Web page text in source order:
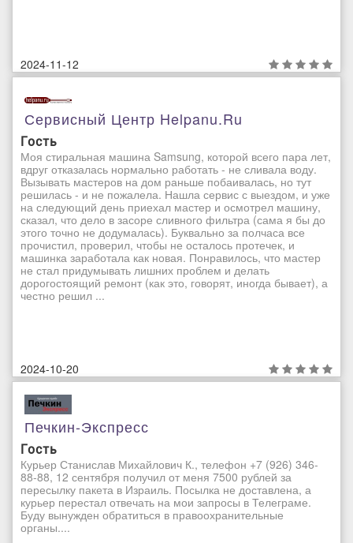
2024-11-12
Сервисный Центр Helpanu.ru
Гость
Моя стиральная машина Samsung, которой всего пара лет,
вдруг отказалась нормально работать - не сливала воду.
Вызывать мастеров на дом раньше побаивалась, но тут
решилась - и не пожалела. Нашла сервис с выездом, и уже
на следующий день приехал мастер и осмотрел машину,
сказал, что дело в засоре сливного фильтра (сама я бы до
этого точно не додумалась). Буквально за полчаса все
прочистил, проверил, чтобы не осталось протечек, и
машинка заработала как новая. Понравилось, что мастер
не стал придумывать лишних проблем и делать
дорогостоящий ремонт (как это, говорят, иногда бывает), а
честно решил ...
2024-10-20
Печкин-Экспресс
Гость
Курьер Станислав Михайлович К., телефон +7 (926) 346-
88-88, 12 сентября получил от меня 7500 рублей за
пересылку пакета в Израиль. Посылка не доставлена, а
курьер перестал отвечать на мои запросы в Телеграме.
Буду вынужден обратиться в правоохранительные
органы....